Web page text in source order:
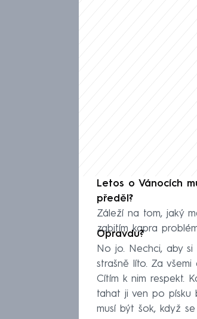
Letos o Vánocích
předěl?
Záleží na tom, jaký
zabitím kapra
Opravdu?
No jo. Nechci, aby si
strašně líto. Za
Cítím k nim respekt.
tahat ji ven po písku
musí být šok, když